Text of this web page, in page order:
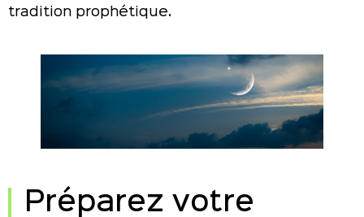
tradition prophétique.
Préparez votre